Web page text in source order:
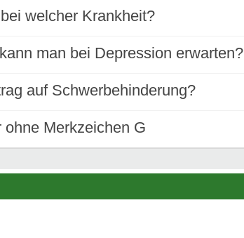
welcher Krankheit?
man bei Depression erwarten?
auf Schwerbehinderung?
Merkzeichen G